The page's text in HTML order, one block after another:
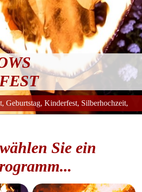
Geburtstag, Kinderfest, Silberhochzeit,
Sie ein